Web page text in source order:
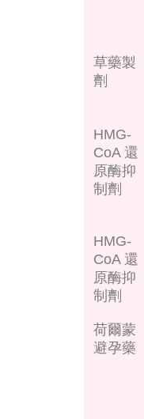
草藥製
劑
HMG-
CoA 還
原酶抑
制劑
HMG-
CoA 還
原酶抑
制劑
荷爾蒙
避孕藥